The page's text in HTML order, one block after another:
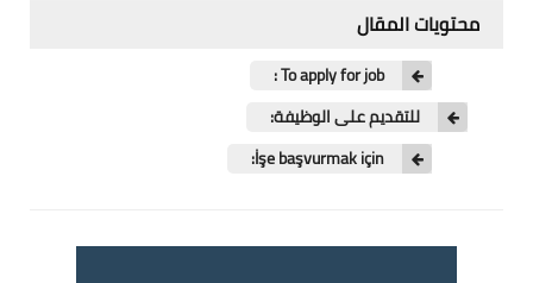
محتويات المقال
To apply for job :
للتقديم على الوظيفة:
İşe başvurmak için: